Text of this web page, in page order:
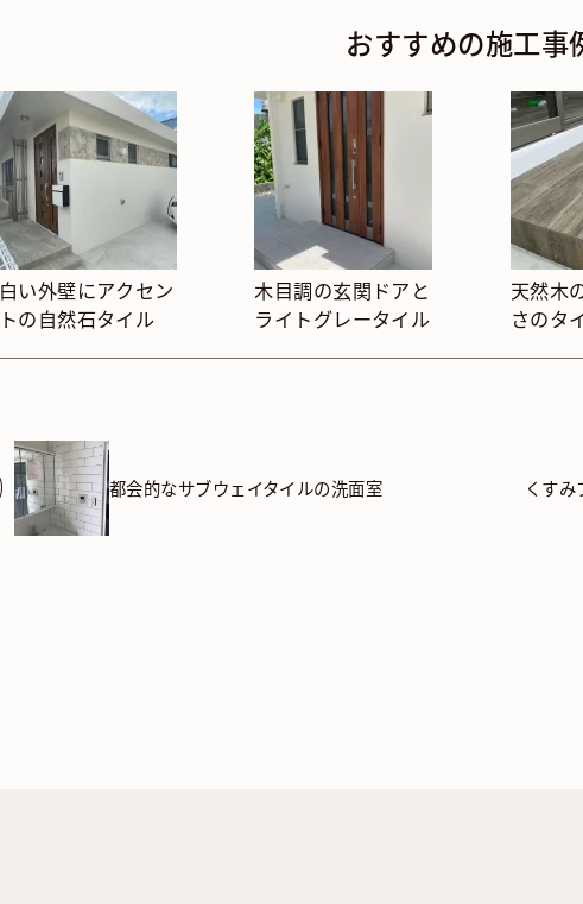
おすすめの施工事
白い外壁にアクセン
トの自然石タイル
木目調の玄関ドアと
ライトグレータイル
天然木
さのタ
都会的なサブウェイタイルの洗面室 くす